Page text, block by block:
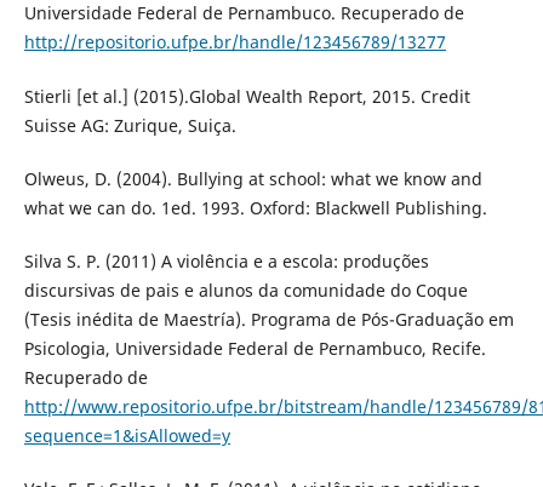
Universidade Federal de Pernambuco. Recuperado de
http://repositorio.ufpe.br/handle/123456789/13277
Stierli [et al.] (2015).Global Wealth Report, 2015. Credit
Suisse AG: Zurique, Suiça.
Olweus, D. (2004). Bullying at school: what we know and
what we can do. 1ed. 1993. Oxford: Blackwell Publishing.
Silva S. P. (2011) A violência e a escola: produções
discursivas de pais e alunos da comunidade do Coque
(Tesis inédita de Maestría). Programa de Pós-Graduação em
Psicologia, Universidade Federal de Pernambuco, Recife.
Recuperado de
http://www.repositorio.ufpe.br/bitstream/handle/123456789/
sequence=1&isAllowed=y